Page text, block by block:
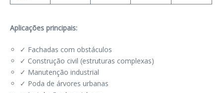
Aplicações principais:
✓ Fachadas com obstáculos
✓ Construção civil (estruturas complexas)
✓ Manutenção industrial
✓ Poda de árvores urbanas